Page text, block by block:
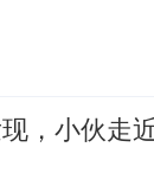
，小伙走